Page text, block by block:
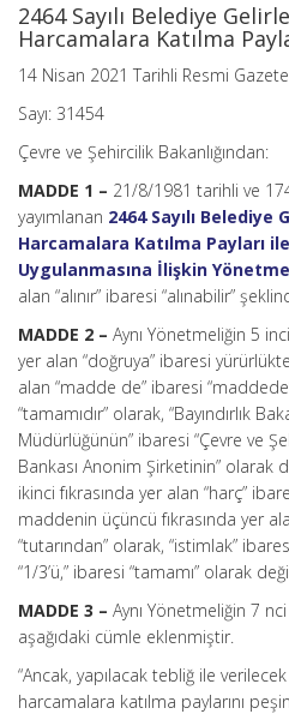
2464 Sayılı Belediye
Harcamalara Katılma
14 Nisan 2021 Tarihli Resmi Gazete
Sayı: 31454
Çevre ve Şehircilik Bakanlığından:
MADDE 1 – 21/8/1981 tarihli ve
yayımlanan 2464 Sayılı
Harcamalara Katılma Payları
Uygulanmasına İlişkin
alan “alınır” ibaresi “alınabilir”
MADDE 2 – Aynı Yönetmeliğin 5
yer alan “doğruya” ibaresi
alan “madde de” ibaresi
“tamamıdır” olarak, “Bayındırlık
Müdürlüğünün” ibaresi “Çevre ve
Bankası Anonim Şirketinin” olarak
ikinci fıkrasında yer alan “harç”
maddenin üçüncü fıkrasında yer
“tutarından” olarak, “istimlak”
“1/3’ü,” ibaresi “tamamı” olarak
MADDE 3 – Aynı Yönetmeliğin 7
aşağıdaki cümle eklenmiştir.
“Ancak, yapılacak tebliğ ile
harcamalara katılma paylarını